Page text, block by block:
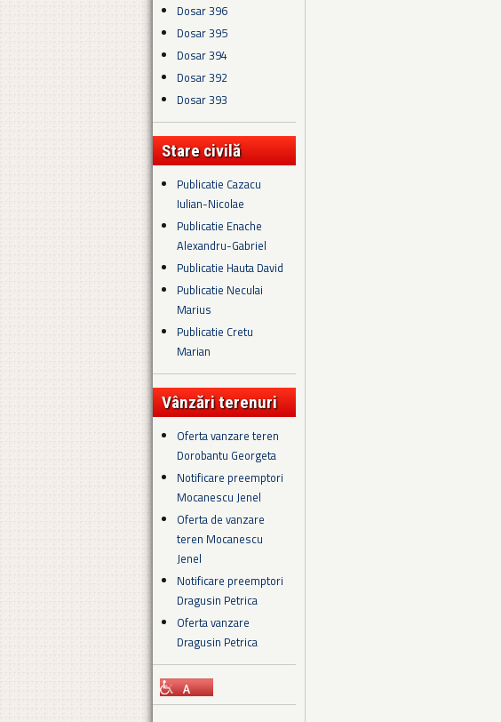
Dosar 396
Dosar 395
Dosar 394
Dosar 392
Dosar 393
Stare civilă
Publicatie Cazacu
Iulian-Nicolae
Publicatie Enache
Alexandru-Gabriel
Publicatie Hauta David
Publicatie Neculai
Marius
Publicatie Cretu
Marian
Vânzări terenuri
Oferta vanzare teren
Dorobantu Georgeta
Notificare preemptori
Mocanescu Jenel
Oferta de vanzare
teren Mocanescu
Jenel
Notificare preemptori
Dragusin Petrica
Oferta vanzare
Dragusin Petrica